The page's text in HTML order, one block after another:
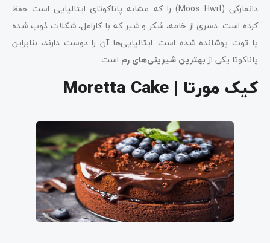
دانمارکی (Moos Hwit) را که مشابه پاناکوتای ایتالیایی است حفظ
کرده است. دسری از خامه، شکر و شیر که با کارامل، شکلات ذوب شده
یا توت پوشانده شده است. ایتالیایی‌ها آن را دوست دارند، بنابراین
پاناکوتا یکی از بهترین شیرینی‌های رم است.
کیک مورتا | Moretta Cake